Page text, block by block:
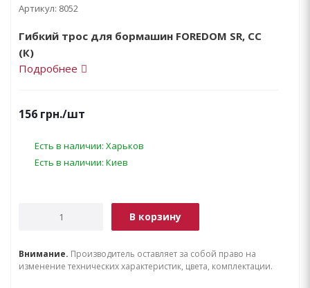
Артикул: 8052
Гибкий трос для бормашин FOREDOM SR, CC
(К)
Подробнее
156 грн./шт
Есть в наличии: Харьков
Есть в наличии: Киев
В корзину
Внимание. Производитель оставляет за собой право на
изменение технических характеристик, цвета, комплектации.